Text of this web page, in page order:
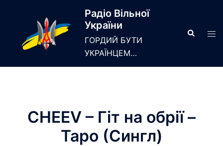
Радіо Вільної
України
ГОРДИЙ БУТИ
УКРАЇНЦЕМ…
Search
CHEEV – Гіт на обрії –
Таро (Сингл)